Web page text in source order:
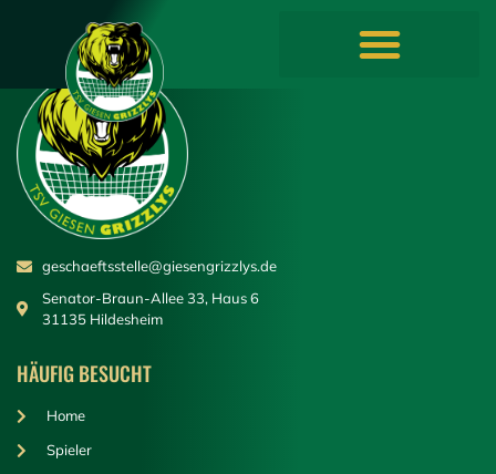
geschaeftsstelle@giesengrizzlys.de
Senator-Braun-Allee 33, Haus 6
31135 Hildesheim
HÄUFIG BESUCHT
Home
Spieler